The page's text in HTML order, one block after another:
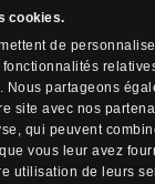
cookies.
de
Nous partageons
site avec nos
qui peuvent
vous leur avez
utilisation de leurs